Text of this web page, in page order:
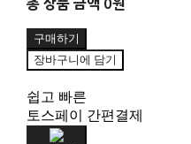
총 상품 금액 0원
구매하기
장바구니에 담기
쉽고 빠른
토스페이 간편결제